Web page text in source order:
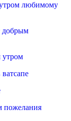
любимому
утром